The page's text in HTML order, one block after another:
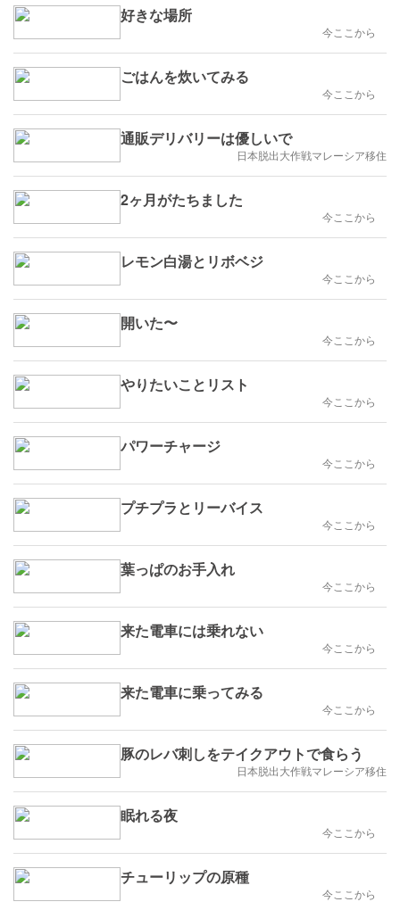
好きな場所
今ここから
ごはんを炊いてみる
今ここから
通販デリバリーは優しいで
日本脱出大作戦マレーシア移住
2ヶ月がたちました
今ここから
レモン白湯とリボベジ
今ここから
開いた〜
今ここから
やりたいことリスト
今ここから
パワーチャージ
今ここから
プチプラとリーバイス
今ここから
葉っぱのお手入れ
今ここから
来た電車には乗れない
今ここから
来た電車に乗ってみる
今ここから
豚のレバ刺しをテイクアウトで食らう
日本脱出大作戦マレーシア移住
眠れる夜
今ここから
チューリップの原種
今ここから